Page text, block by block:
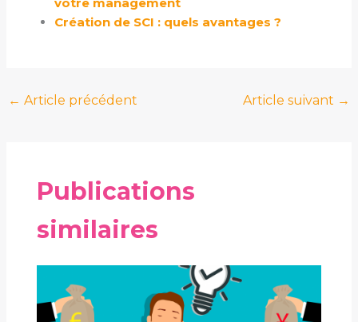
Création de SCI : quels avantages ?
← Article précédent Article suivant →
Publications
similaires